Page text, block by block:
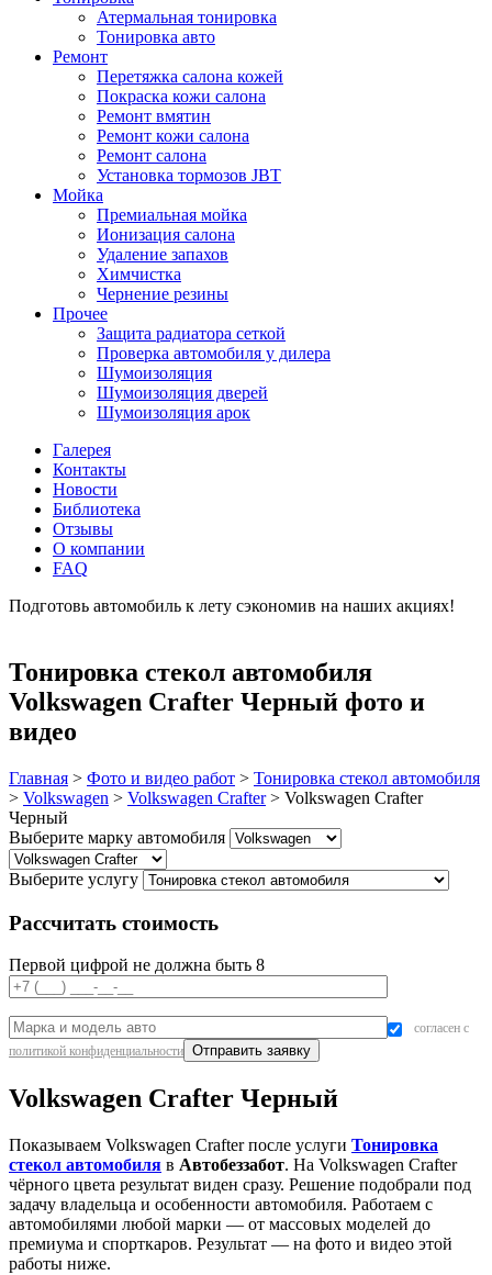
Атермальная тонировка
Тонировка авто
Ремонт
Перетяжка салона кожей
Покраска кожи салона
Ремонт вмятин
Ремонт кожи салона
Ремонт салона
Установка тормозов JBT
Мойка
Премиальная мойка
Ионизация салона
Удаление запахов
Химчистка
Чернение резины
Прочее
Защита радиатора сеткой
Проверка автомобиля у дилера
Шумоизоляция
Шумоизоляция дверей
Шумоизоляция арок
Галерея
Контакты
Новости
Библиотека
Отзывы
О компании
FAQ
Подготовь автомобиль к лету сэкономив на наших акциях!
Тонировка стекол автомобиля
Volkswagen Crafter Черный фото и
видео
Главная > Фото и видео работ > Тонировка стекол автомобиля
> Volkswagen > Volkswagen Crafter > Volkswagen Crafter
Черный
Выберите марку автомобиля
Выберите услугу
Рассчитать стоимость
Первой цифрой не должна быть 8
согласен с
политикой конфиденциальности
Volkswagen Crafter Черный
Показываем Volkswagen Crafter после услуги Тонировка
стекол автомобиля в Автобеззабот. На Volkswagen Crafter
чёрного цвета результат виден сразу. Решение подобрали под
задачу владельца и особенности автомобиля. Работаем с
автомобилями любой марки — от массовых моделей до
премиума и спорткаров. Результат — на фото и видео этой
работы ниже.